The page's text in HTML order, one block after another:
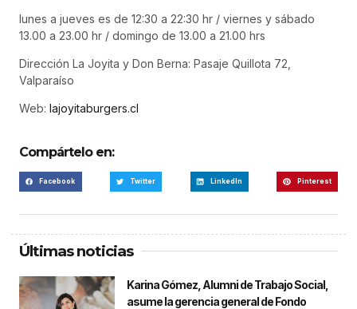
lunes a jueves es de 12:30 a 22:30 hr / viernes y sábado
13.00 a 23.00 hr / domingo de 13.00 a 21.00 hrs
Dirección La Joyita y Don Berna: Pasaje Quillota 72,
Valparaíso
Web: lajoyitaburgers.cl
Compártelo en:
Facebook Twitter LinkedIn Pinterest
Últimas noticias
Karina Gómez, Alumni de Trabajo Social,
asume la gerencia general de Fondo